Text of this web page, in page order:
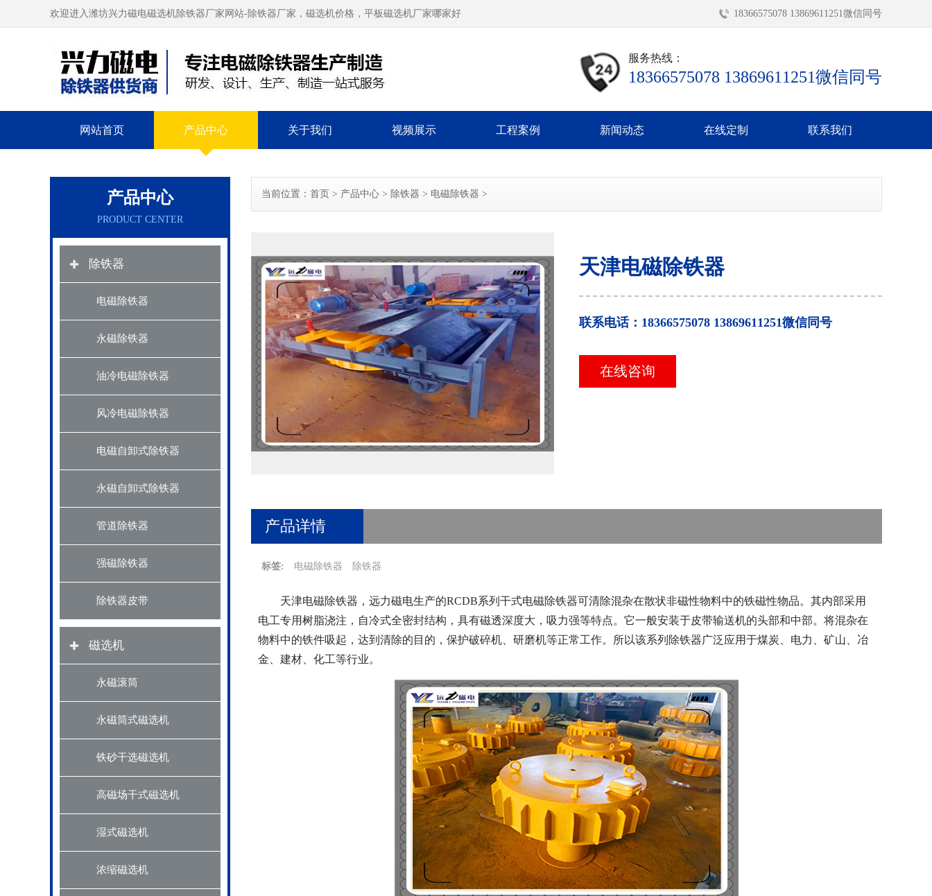
欢迎进入潍坊兴力磁电磁选机除铁器厂家网站-除铁器厂家，磁选机价格，平板磁选机厂家哪家好 18366575078 13869611251微信同号
服务热线：
18366575078 13869611251微信同号
网站首页 产品中心 关于我们 视频展示 工程案例 新闻动态 在线定制 联系我们
产品中心
PRODUCT CENTER
除铁器
电磁除铁器
永磁除铁器
油冷电磁除铁器
风冷电磁除铁器
电磁自卸式除铁器
永磁自卸式除铁器
管道除铁器
强磁除铁器
除铁器皮带
磁选机
永磁滚筒
永磁筒式磁选机
铁砂干选磁选机
高磁场干式磁选机
湿式磁选机
浓缩磁选机
当前位置： 首页 > 产品中心 > 除铁器 > 电磁除铁器 >
天津电磁除铁器
联系电话： 18366575078 13869611251微信同号
在线咨询
产品详情
标签: 电磁除铁器 除铁器
天津电磁除铁器，远力磁电生产的RCDB系列 干式电磁除铁器可清除混杂在散状非磁性物料中的铁磁性物品。其内部采用
电工专用树脂浇注，自冷式全密封结构，具有磁透深度大，吸力强等特点。它一般安装于皮带输送机的头部和中部。将混杂在
物料中的铁件吸起，达到清除的目的，保护破碎机、研磨机等正常工作。所以该系列除铁器广泛应用于煤炭、电力、矿山、冶
金、建材、化工等行业。